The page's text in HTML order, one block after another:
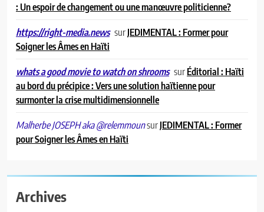
: Un espoir de changement ou une manœuvre politicienne?
https://right-media.news surJEDIMENTAL : Former pour
Soigner les Âmes en Haïti
whats a good movie to watch on shrooms surÉditorial : Haïti
au bord du précipice : Vers une solution haïtienne pour
surmonter la crise multidimensionnelle
Malherbe JOSEPH aka @relemmounsurJEDIMENTAL : Former
pour Soigner les Âmes en Haïti
Archives